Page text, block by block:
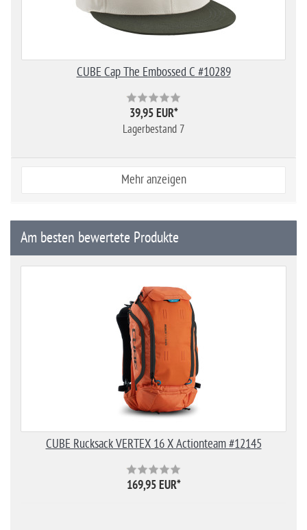
CUBE Cap The Embossed C #10289
39,95 EUR*
Lagerbestand 7
Mehr anzeigen
Am besten bewertete Produkte
CUBE Rucksack VERTEX 16 X Actionteam #12145
169,95 EUR*